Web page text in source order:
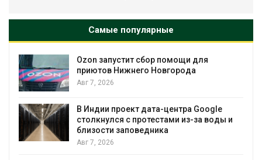
Самые популярные
Ozon запустит сбор помощи для
приютов Нижнего Новгорода
Авг 7, 2026
В Индии проект дата-центра Google
столкнулся с протестами из-за воды и
близости заповедника
Авг 7, 2026